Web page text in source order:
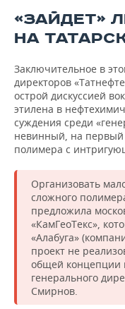
ВОДНЫЕ ВИДЫ
ХОККЕЙ С МЯЧОМ
ОБРАЗОВАНИЕ
ПРОИСШЕСТВИЯ
«ЗАЙДЕТ»
НА
Заключительное в
директоров
острой дискуссией
этилена в
суждения среди
невинный, на первый
полимера с
Организовать
сложного
предложила
«КамГеоТекс»,
«Алабуга»
проект не
общей концепции
генерального
Смирнов.